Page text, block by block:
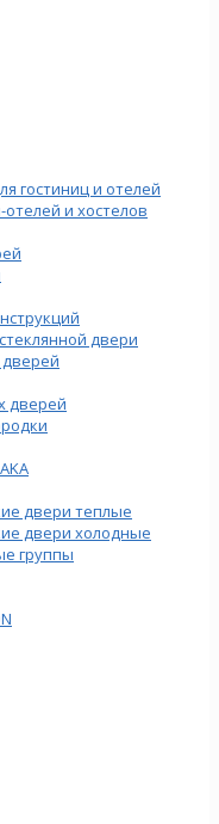
гостиниц и отелей
отелей и хостелов
двери
дверей
двери теплые
двери холодные
группы